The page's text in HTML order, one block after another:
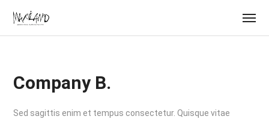
Company B.
Sed sagittis enim et tempus consectetur. Quisque vitae